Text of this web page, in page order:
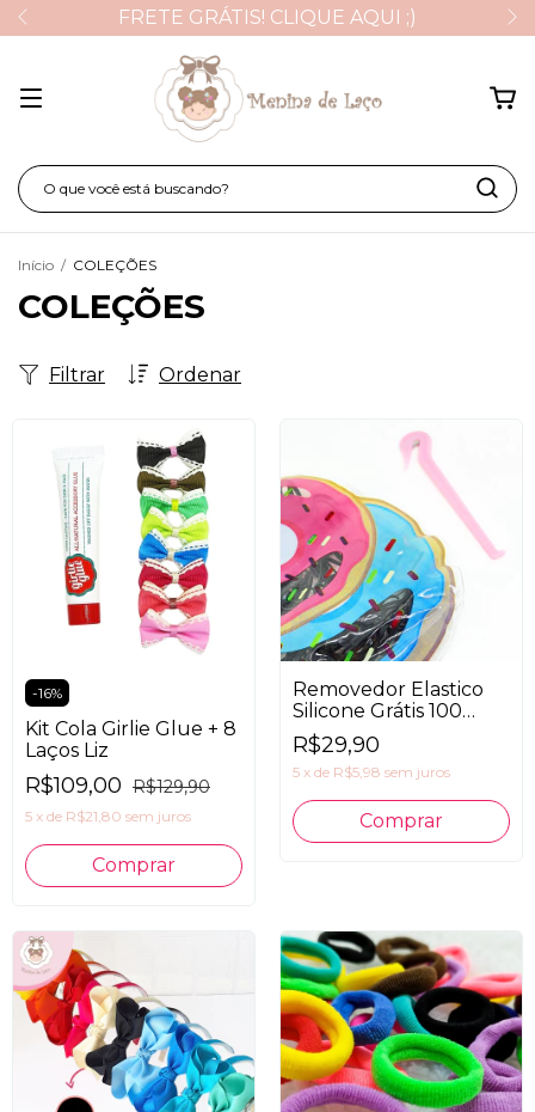
RECEBA AINDA HOJE! SAIBA MAIS
Início / COLEÇÕES
COLEÇÕES
Ordenar
Filtrar
-16%
Kit Cola Girlie Glue + 8
Laços Liz
R$109,00 R$129,90
5 x de R$21,80 sem juros
Removedor Elastico
Silicone Grátis 100
Elásticos
R$29,90
5 x de R$5,98 sem juros